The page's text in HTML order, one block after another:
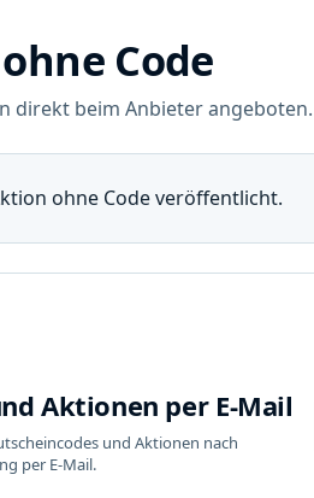
Code
direkt beim Anbieter angeboten.
ohne Code veröffentlicht.
Aktionen per E-Mail
und Aktionen nach
per E-Mail.